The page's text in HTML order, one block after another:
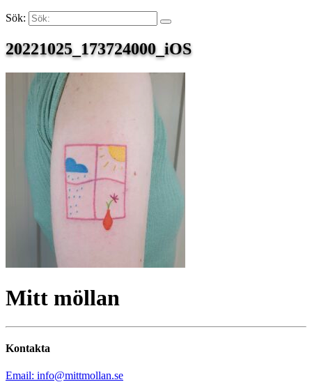
Sök:
Search
20221025_173724000_iOS
Mitt möllan
Kontakta
Email: info@mittmollan.se